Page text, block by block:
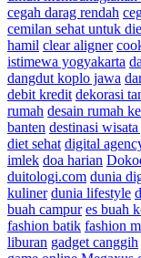
cegah darag rendah
cemilan sehat untuk
hamil clear aligner
istimewa yogyakarta
dangdut koplo jawa
debit kredit dekorasi
rumah desain rumah
banten destinasi
diet sehat digital
imlek doa harian
duitologi.com dunia
kuliner dunia lifestyle
buah campur es buah
fashion batik fashion
liburan gadget canggih